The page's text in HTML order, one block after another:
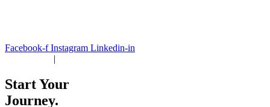
Facebook-f Instagram Linkedin-in
|
Start Your
Journey.